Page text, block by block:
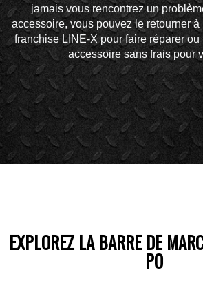
jamais vous rencontrez un
accessoire, vous pouvez le retourner
franchise LINE-X pour faire réparer ou
accessoire sans frais pour
EXPLOREZ LA BARRE DE
PO